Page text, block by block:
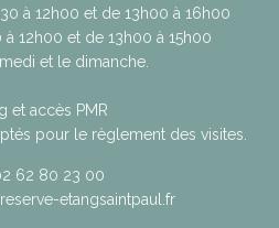
à 12h00 et de 13h00 à 16h00
12h00 et de 13h00 à 15h00
et le dimanche.
et accès PMR
pour le règlement des visites.
62 80 23 00
etangsaintpaul.fr